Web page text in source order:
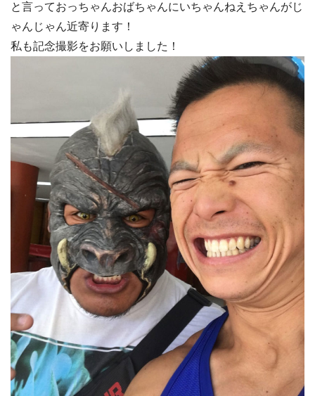
と言っておっちゃんおばちゃんにいちゃんねえちゃんがじ
ゃんじゃん近寄ります！
私も記念撮影をお願いしました！